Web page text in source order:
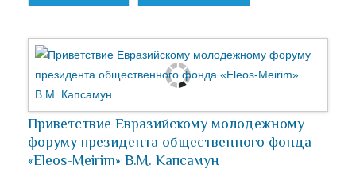
Приветствие Евразийскому молодежному
форуму президента общественного фонда
«Еleos-Мeirim» В.М. Капсамун